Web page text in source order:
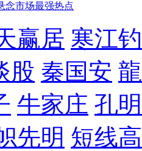
念市场最强热点
赢居 寒江
股 秦国安
牛家庄 孔
先明 短线